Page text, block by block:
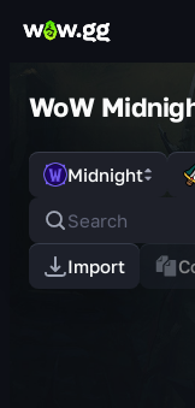
WoW
Midnight
Import